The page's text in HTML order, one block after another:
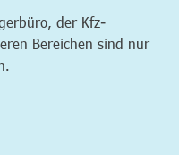
der Kfz-
Bereichen sind nur